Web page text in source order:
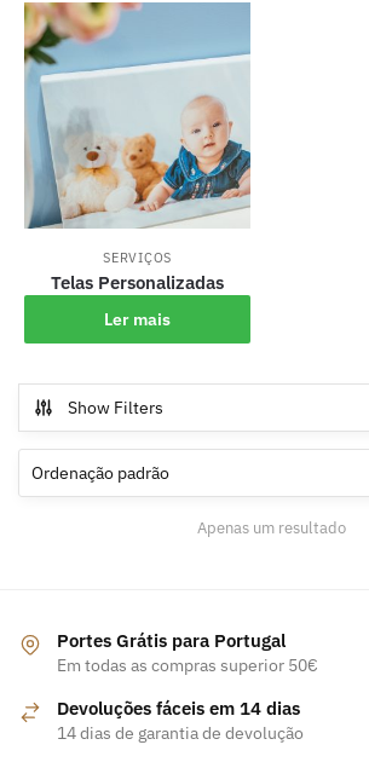
SERVIÇOS
Telas Personalizadas
Ler mais
Show Filters
Apenas um resultado
Portes Grátis para Portugal
Em todas as compras superior 50€
Devoluções fáceis em 14 dias
14 dias de garantia de devolução